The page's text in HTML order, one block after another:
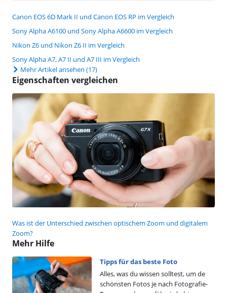
Canon EOS 6D Mark II und Canon EOS RP im Vergleich
Sony Alpha A6100 und Sony Alpha A6600 im Vergleich
Nikon Z6 und Nikon Z6 II im Vergleich
Sony Alpha A7, A7 II und A7 III im Vergleich
Mehr Artikel ansehen (17)
Eigenschaften vergleichen
Was ist der Unterschied zwischen optischem Zoom und digitalem
Zoom?
Mehr Hilfe
Tipps für das beste Foto
Alles, was du wissen solltest, um de
schönsten Fotos je nach Fotografie-